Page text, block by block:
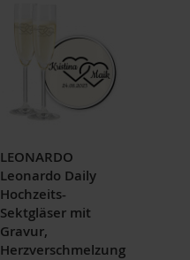
LEONARDO
Leonardo Daily
Hochzeits-
Sektgläser mit
Gravur,
Herzverschmelzung